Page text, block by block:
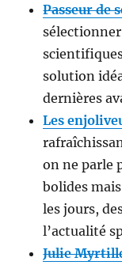
Passeur de
solution
dernières
Les
on ne parle
bolides
les jours,
l’actualité
Julie